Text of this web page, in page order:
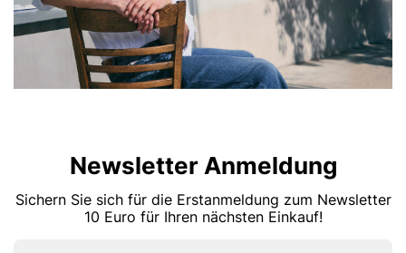
Newsletter Anmeldung
Sichern Sie sich für die Erstanmeldung zum Newsletter
10 Euro für Ihren nächsten Einkauf!